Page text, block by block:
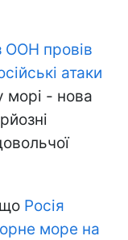
ООН провів
атаки
морі - нова
Росія
море на